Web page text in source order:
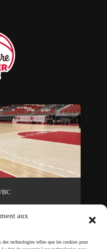
aux
technologies telles que les cookies pour